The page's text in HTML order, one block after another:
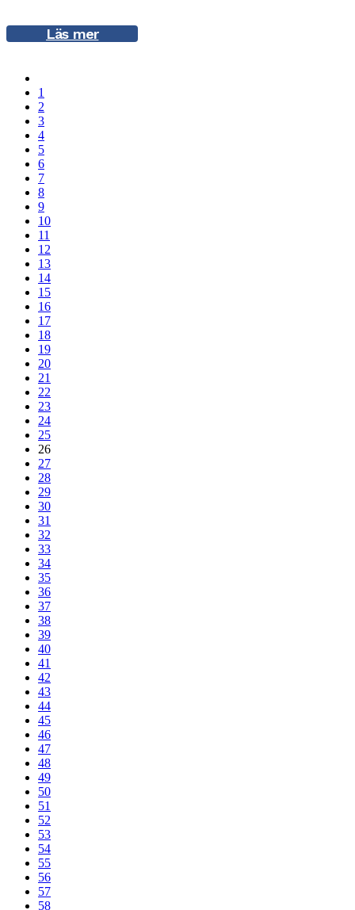
Läs mer
1
2
3
4
5
6
7
8
9
10
11
12
13
14
15
16
17
18
19
20
21
22
23
24
25
26
27
28
29
30
31
32
33
34
35
36
37
38
39
40
41
42
43
44
45
46
47
48
49
50
51
52
53
54
55
56
57
58